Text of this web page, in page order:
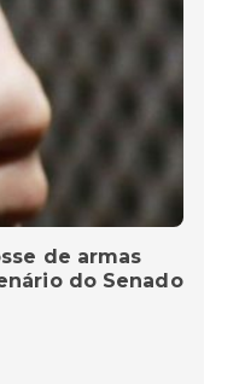
de armas
do Senado